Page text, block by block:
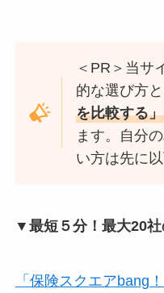
＜PR＞当サ
的な選び方
を比較する」
ます。自分
い方は先に
▼最短５分！最大20社
「保険スクエアbang